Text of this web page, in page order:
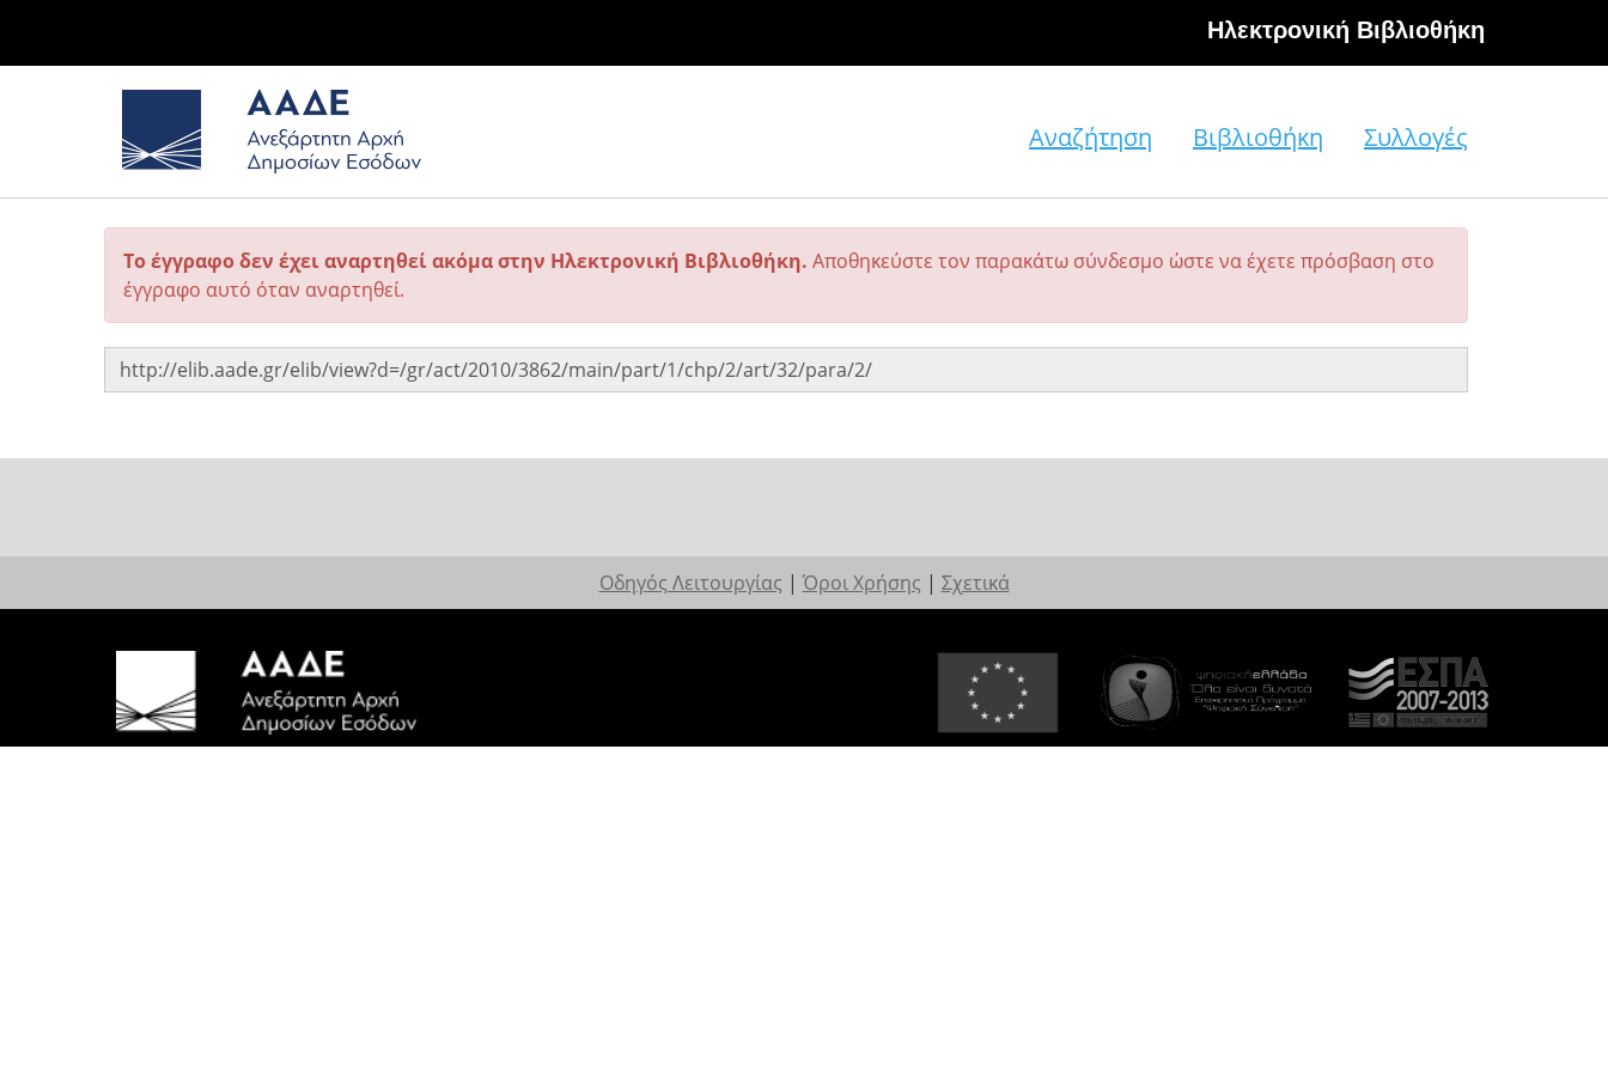
Hλεκτρονική Βιβλιοθήκη
Αναζήτηση Βιβλιοθήκη Συλλογές
Το έγγραφο δεν έχει αναρτηθεί ακόμα στην Ηλεκτρονική Βιβλιοθήκη. Αποθηκεύστε τον παρακάτω σύνδεσμο ώστε να έχετε πρόσβαση στο
έγγραφο αυτό όταν αναρτηθεί.
Οδηγός Λειτουργίας | Όροι Χρήσης | Σχετικά